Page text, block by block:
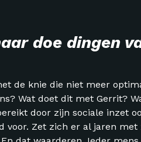
doe dingen
de knie die niet meer
Wat doet dit met Gerrit?
door zijn sociale inzet
Zet zich er al jaren